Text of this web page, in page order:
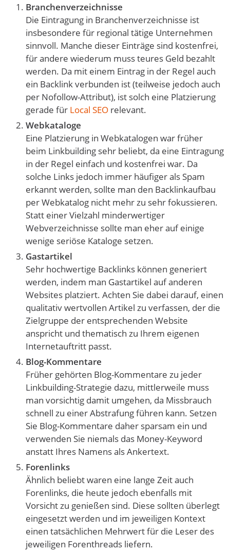
Branchenverzeichnisse
Die Eintragung in Branchenverzeichnisse ist
insbesondere für regional tätige Unternehmen
sinnvoll. Manche dieser Einträge sind kostenfrei,
für andere wiederum muss teures Geld bezahlt
werden. Da mit einem Eintrag in der Regel auch
ein Backlink verbunden ist (teilweise jedoch auch
per Nofollow-Attribut), ist solch eine Platzierung
gerade für Local SEO relevant.
Webkataloge
Eine Platzierung in Webkatalogen war früher
beim Linkbuilding sehr beliebt, da eine Eintragung
in der Regel einfach und kostenfrei war. Da
solche Links jedoch immer häufiger als Spam
erkannt werden, sollte man den Backlinkaufbau
per Webkatalog nicht mehr zu sehr fokussieren.
Statt einer Vielzahl minderwertiger
Webverzeichnisse sollte man eher auf einige
wenige seriöse Kataloge setzen.
Gastartikel
Sehr hochwertige Backlinks können generiert
werden, indem man Gastartikel auf anderen
Websites platziert. Achten Sie dabei darauf, einen
qualitativ wertvollen Artikel zu verfassen, der die
Zielgruppe der entsprechenden Website
anspricht und thematisch zu Ihrem eigenen
Internetauftritt passt.
Blog-Kommentare
Früher gehörten Blog-Kommentare zu jeder
Linkbuilding-Strategie dazu, mittlerweile muss
man vorsichtig damit umgehen, da Missbrauch
schnell zu einer Abstrafung führen kann. Setzen
Sie Blog-Kommentare daher sparsam ein und
verwenden Sie niemals das Money-Keyword
anstatt Ihres Namens als Ankertext.
Forenlinks
Ähnlich beliebt waren eine lange Zeit auch
Forenlinks, die heute jedoch ebenfalls mit
Vorsicht zu genießen sind. Diese sollten überlegt
eingesetzt werden und im jeweiligen Kontext
einen tatsächlichen Mehrwert für die Leser des
jeweiligen Forenthreads liefern.